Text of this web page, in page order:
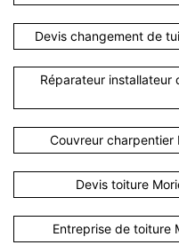
Devis changement de
Réparateur installateur
Couvreur charpentier
Devis toiture
Entreprise de toiture